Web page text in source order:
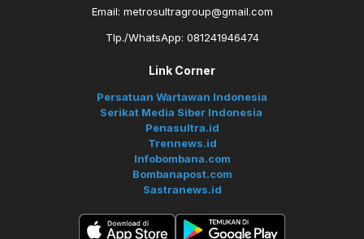
Email: metrosultragroup@gmail.com
Tlp./WhatsApp: 081241946474
Link Corner
Persatuan Wartawan Indonesia
Serikat Media Siber Indonesia
Penasultra.id
Trennews.id
Infobombana.com
Bombanapost.com
Sastranews.id